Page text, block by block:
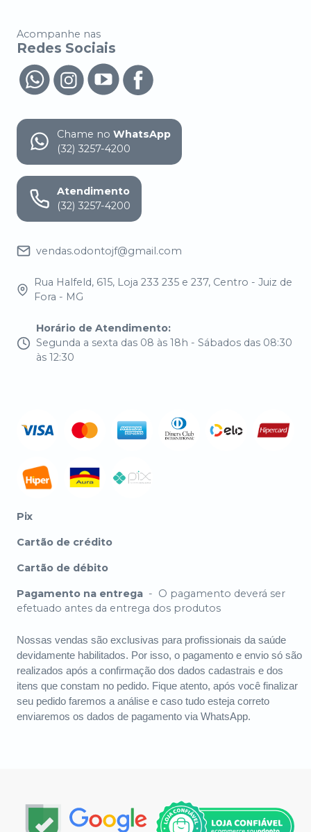
Acompanhe nas
Redes Sociais
Chame no WhatsApp
(32) 3257-4200
Atendimento
(32) 3257-4200
vendas.odontojf@gmail.com
Rua Halfeld, 615, Loja 233 235 e 237, Centro - Juiz de
Fora - MG
Horário de Atendimento:
Segunda a sexta das 08 às 18h - Sábados das 08:30
às 12:30
Pix
Cartão de crédito
Cartão de débito
Pagamento na entrega - O pagamento deverá ser
efetuado antes da entrega dos produtos
Nossas vendas são exclusivas para profissionais da saúde
devidamente habilitados. Por isso, o pagamento e envio só são
realizados após a confirmação dos dados cadastrais e dos
itens que constam no pedido. Fique atento, após você finalizar
seu pedido faremos a análise e caso tudo esteja correto
enviaremos os dados de pagamento via WhatsApp.